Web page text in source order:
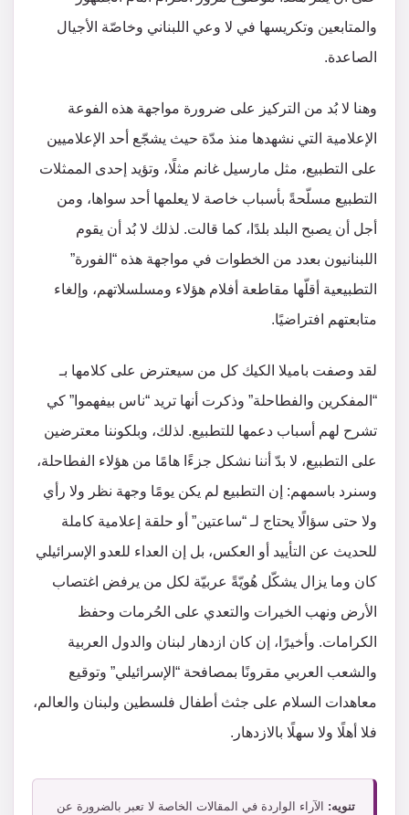
والمتابعين وتكريسها في لا وعي اللبناني وخاصّة الأجيال
الصاعدة.
وهنا لا بُد من التركيز على ضرورة مواجهة هذه الفوعة
الإعلامية التي نشهدها منذ مدّة حيث يشجّع أحد الإعلاميين
على التطبيع، مثل مارسيل غانم مثلًا، وتؤيد إحدى الممثلات
التطبيع مسلّحةً بأسباب خاصة لا يعلمها أحد سواها، ومن
أجل أن يصبح البلد بلدًا، كما قالت. لذلك لا بُد أن يقوم
اللبنانيون بعدد من الخطوات في مواجهة هذه “الفورة”
التطبيعية أقلّها مقاطعة أفلام هؤلاء ومسلسلاتهم، وإلغاء
متابعتهم افتراضيًا.
لقد وصفت باميلا الكيك كل من سيعترض على كلامها بـ
“المفكرين والفطاحلة” وذكرت أنها تريد “ناس بيفهموا” كي
تشرح لهم أسباب دعمها للتطبيع. لذلك، وبلكوننا معترضين
على التطبيع، لا بدّ أننا نشكل جزءًا هامًا من هؤلاء الفطاحلة،
وسنرد باسمهم: إن التطبيع لم يكن يومًا وجهة نظر ولا رأي
ولا حتى سؤالًا يحتاج لـ “ساعتين” أو حلقة إعلامية كاملة
للحديث عن التأييد أو العكس، بل إن العداء للعدو الإسرائيلي
كان وما يزال يشكّل هُويّةً عربيّة لكل من يرفض اغتصاب
الأرض ونهب الخيرات والتعدي على الحُرمات وحفظ
الكرامات. وأخيرًا، إن كان ازدهار لبنان والدول العربية
والشعب العربي مقرونًا بمصافحة “الإسرائيلي” وتوقيع
معاهدات السلام على جثث أطفال فلسطين ولبنان والعالم،
فلا أهلًا ولا سهلًا بالازدهار.
تنويه: الآراء الواردة في المقالات الخاصة لا تعبر بالضرورة عن